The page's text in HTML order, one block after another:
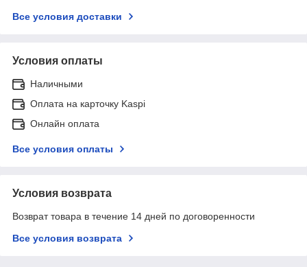
Все условия доставки
Условия оплаты
Наличными
Оплата на карточку Kaspi
Онлайн оплата
Все условия оплаты
Условия возврата
Возврат товара в течение 14 дней по договоренности
Все условия возврата